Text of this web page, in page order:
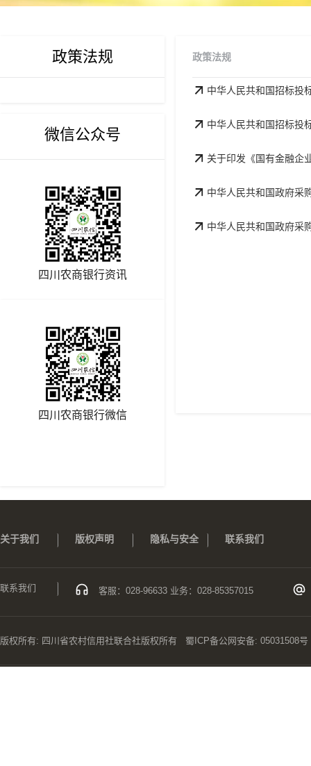
政策法规
微信公众号
四川农商银行资讯
四川农商银行微信
政策法规
中华人民共和国招标投
中华人民共和国招标投
关于印发《国有金融企
中华人民共和国政府采
中华人民共和国政府采
关于我们 版权声明 隐私与安全 联系我们
联系我们 客服：028-96633 业务：028-85357015
版权所有: 四川省农村信用社联合社版权所有 蜀ICP备公网安备: 05031508号